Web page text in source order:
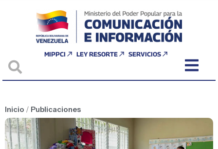
MIPPCI LEY RESORTE SERVICIOS
Inicio / Publicaciones